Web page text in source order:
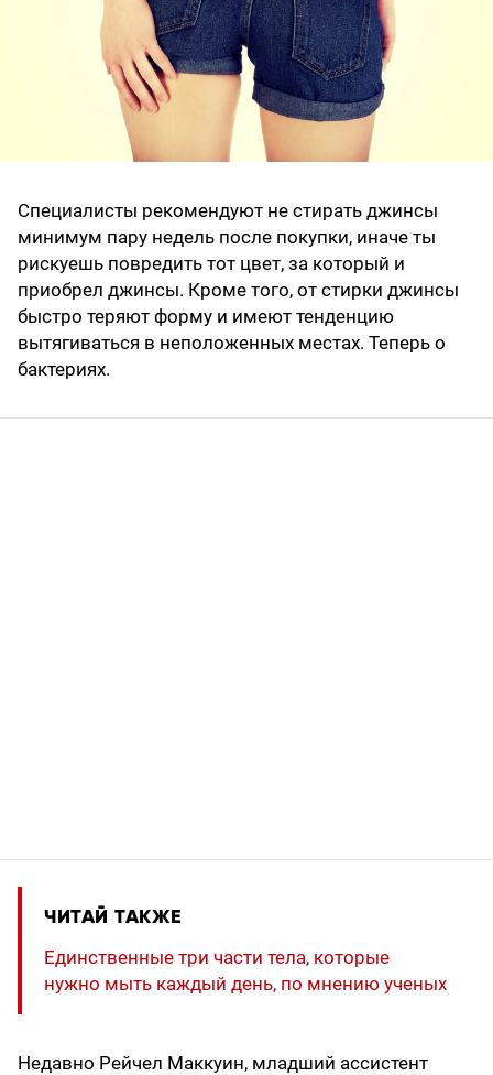
Специалисты рекомендуют не стирать джинсы
минимум пару недель после покупки, иначе ты
рискуешь повредить тот цвет, за который и
приобрел джинсы. Кроме того, от стирки джинсы
быстро теряют форму и имеют тенденцию
вытягиваться в неположенных местах. Теперь о
бактериях.
ЧИТАЙ ТАКЖЕ
Единственные три части тела, которые
нужно мыть каждый день, по мнению ученых
Недавно Рейчел Маккуин, младший ассистент